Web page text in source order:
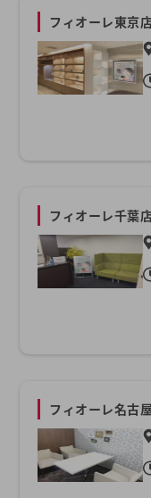
フィオーレ東京
フィオーレ千葉
フィオーレ名古